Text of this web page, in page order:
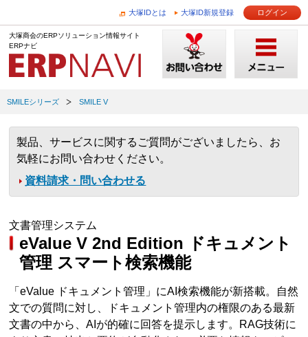
大塚IDとは 大塚ID新規登録 ログイン
大塚商会のERPソリューション情報サイト
ERPナビ
SMILEシリーズ SMILE V
製品、サービスに関するご質問がございましたら、お
気軽にお問い合わせください。
資料請求・問い合わせる
文書管理システム
eValue V 2nd Edition ドキュメント
管理 スマート検索機能
「eValue ドキュメント管理」にAI検索機能が新搭載。自然
文での質問に対し、ドキュメント管理内の権限のある最新
文書の中から、AIが的確に回答を提示します。RAG技術に